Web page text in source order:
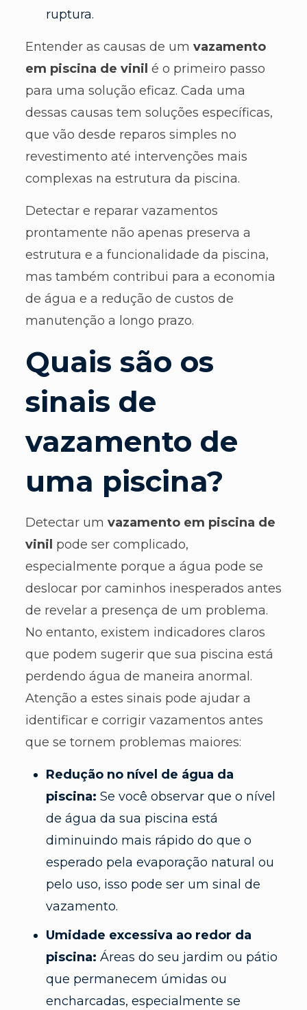
ruptura.
Entender as causas de um vazamento
em piscina de vinil é o primeiro passo
para uma solução eficaz. Cada uma
dessas causas tem soluções específicas,
que vão desde reparos simples no
revestimento até intervenções mais
complexas na estrutura da piscina.
Detectar e reparar vazamentos
prontamente não apenas preserva a
estrutura e a funcionalidade da piscina,
mas também contribui para a economia
de água e a redução de custos de
manutenção a longo prazo.
Quais são os
sinais de
vazamento de
uma piscina?
Detectar um vazamento em piscina de
vinil pode ser complicado,
especialmente porque a água pode se
deslocar por caminhos inesperados antes
de revelar a presença de um problema.
No entanto, existem indicadores claros
que podem sugerir que sua piscina está
perdendo água de maneira anormal.
Atenção a estes sinais pode ajudar a
identificar e corrigir vazamentos antes
que se tornem problemas maiores:
Redução no nível de água da
piscina: Se você observar que o nível
de água da sua piscina está
diminuindo mais rápido do que o
esperado pela evaporação natural ou
pelo uso, isso pode ser um sinal de
vazamento.
Umidade excessiva ao redor da
piscina: Áreas do seu jardim ou pátio
que permanecem úmidas ou
encharcadas, especialmente se